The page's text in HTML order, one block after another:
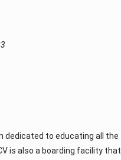
dedicated to educating all the
is also a boarding facility that